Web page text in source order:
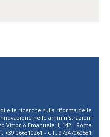
e le ricerche sulla riforma delle
nelle amministrazioni
Vittorio Emanuele II, 142 - Roma
066810261 - C.F. 97247060581